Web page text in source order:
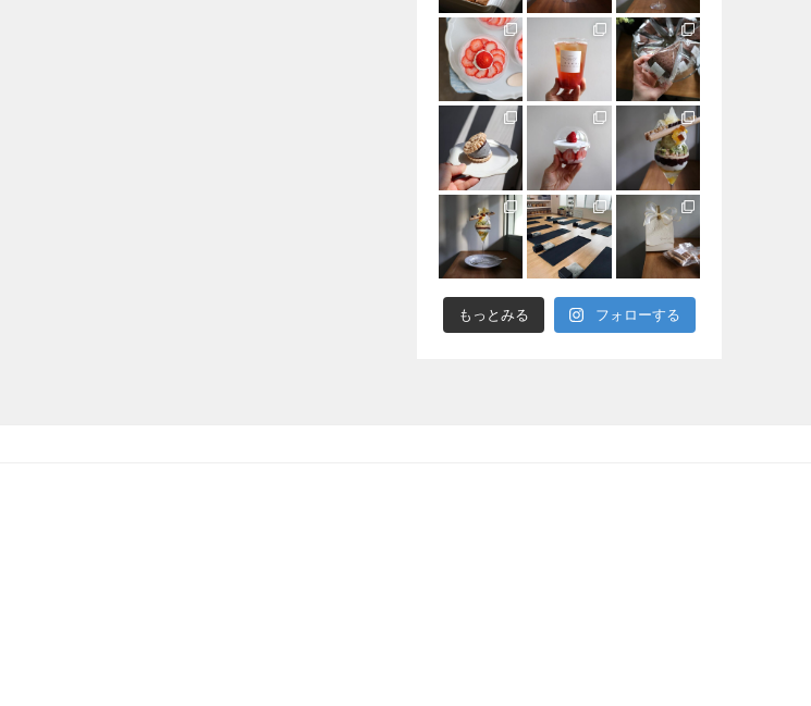
もっとみる フォローする